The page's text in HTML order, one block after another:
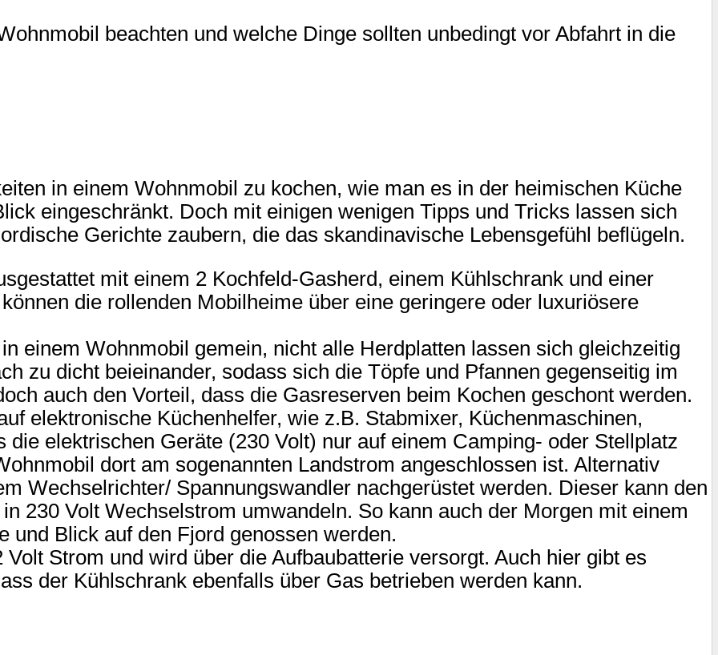
beachten und welche Dinge sollten unbedingt vor Abfahrt in die
in einem Wohnmobil zu kochen, wie man es in der heimischen Küche
eingeschränkt. Doch mit einigen wenigen Tipps und Tricks lassen sich
Gerichte zaubern, die das skandinavische Lebensgefühl beflügeln.
mit einem 2 Kochfeld-Gasherd, einem Kühlschrank und einer
die rollenden Mobilheime über eine geringere oder luxuriösere
einem Wohnmobil gemein, nicht alle Herdplatten lassen sich gleichzeitig
zu dicht beieinander, sodass sich die Töpfe und Pfannen gegenseitig im
auch den Vorteil, dass die Gasreserven beim Kochen geschont werden.
elektronische Küchenhelfer, wie z.B. Stabmixer, Küchenmaschinen,
die elektrischen Geräte (230 Volt) nur auf einem Camping- oder Stellplatz
dort am sogenannten Landstrom angeschlossen ist. Alternativ
Wechselrichter/ Spannungswandler nachgerüstet werden. Dieser kann den
230 Volt Wechselstrom umwandeln. So kann auch der Morgen mit einem
und Blick auf den Fjord genossen werden.
Strom und wird über die Aufbaubatterie versorgt. Auch hier gibt es
der Kühlschrank ebenfalls über Gas betrieben werden kann.